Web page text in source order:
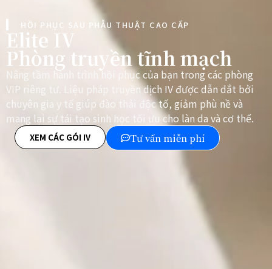
HỒI PHỤC SAU PHẪU THUẬT CAO CẤP
Elite IV
Phòng truyền tĩnh mạch
Nâng tầm hành trình hồi phục của bạn trong các phòng
VIP riêng tư. Liệu pháp truyền dịch IV được dẫn dắt bởi
chuyên gia y tế giúp đào thải độc tố, giảm phù nề và
mang lại sự tái tạo sinh học tối ưu cho làn da và cơ thể.
XEM CÁC GÓI IV Tư vấn miễn phí